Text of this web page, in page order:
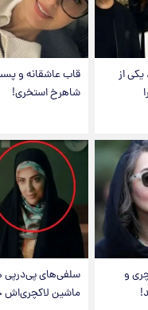
از
قاب عاشقانه و
شاهرخ استخری!
و
سلفی‌های پی‌درپی
ماشین لاکچری‌اش